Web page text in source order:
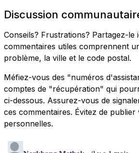
Discussion
Conseils? Frustrations? Partagez-le
commentaires utiles comprennent
problème, la ville et le code postal.
Méfiez-vous des "numéros
comptes de "récupération" qui
ci-dessous. Assurez-vous de
ces commentaires. Évitez de
personnelles.